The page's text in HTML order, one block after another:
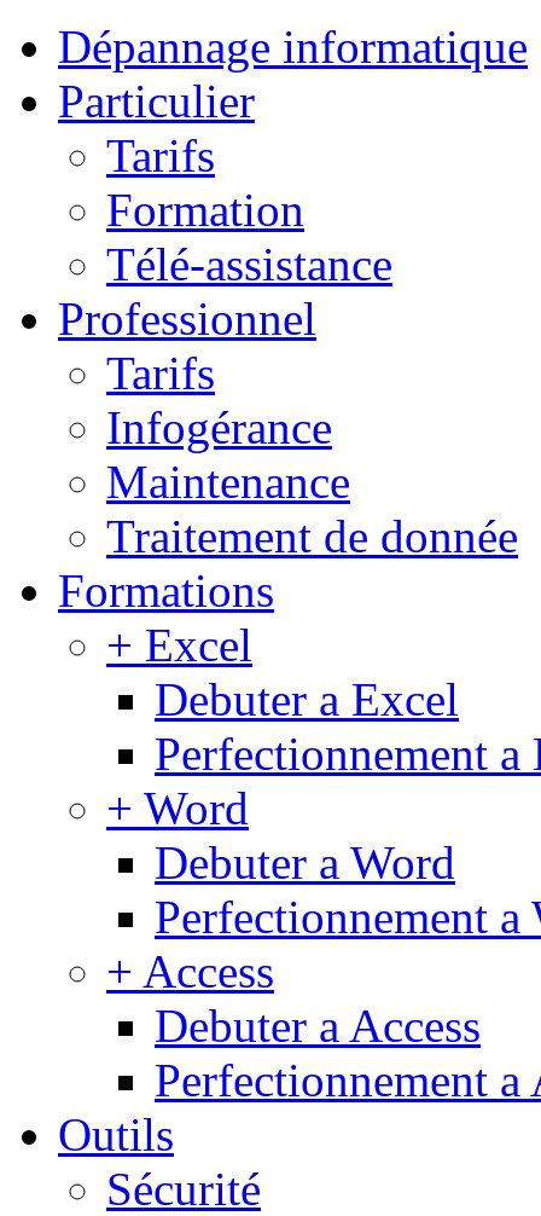
Dépannage informatique
Particulier
Tarifs
Formation
Télé-assistance
Professionnel
Tarifs
Infogérance
Maintenance
Traitement de donnée
Formations
+ Excel
Debuter a Excel
Perfectionnement a
+ Word
Debuter a Word
Perfectionnement a
+ Access
Debuter a Access
Perfectionnement a
Outils
Sécurité